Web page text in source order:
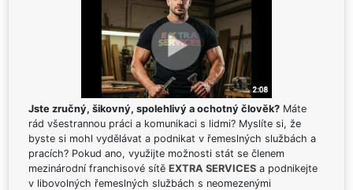
Jste zručný, šikovný, spolehlivý a ochotný člověk? Máte
rád všestrannou práci a komunikaci s lidmi? Myslíte si, že
byste si mohl vydělávat a podnikat v řemeslných službách a
pracích? Pokud ano, využijte možnosti stát se členem
mezinárodní franchisové sítě EXTRA SERVICES a podnikejte
v libovolných řemeslných službách s neomezenými